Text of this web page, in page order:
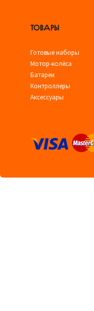
ТОВАРЫ
Готовые наборы
Мотор-колёса
Батареи
Контроллеры
Аксессуары